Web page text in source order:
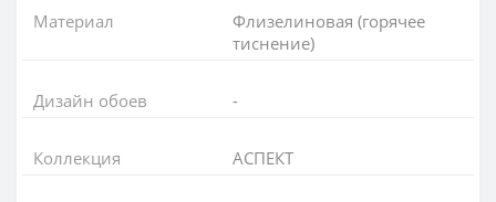
Материал
Флизелиновая (горячее
тиснение)
Дизайн обоев -
Коллекция АСПЕКТ